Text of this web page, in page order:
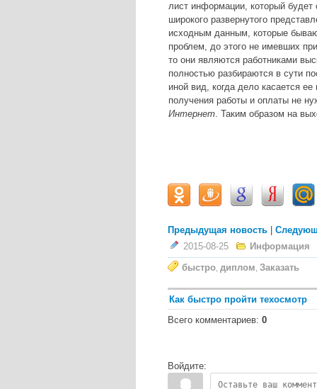
лист информации, который
широкого развернутого
исходным данным, которые
проблем, до этого не имевших
то они являются работниками
полностью разбираются в сути
иной вид, когда дело касается
получения работы и оплаты не
Интернет. Таким образом на
Предыдущая новость
2015-08-25
Информация
быстро диплом Заказать
Как быстро пройти техосмотр
Всего комментариев: 0
Войдите: